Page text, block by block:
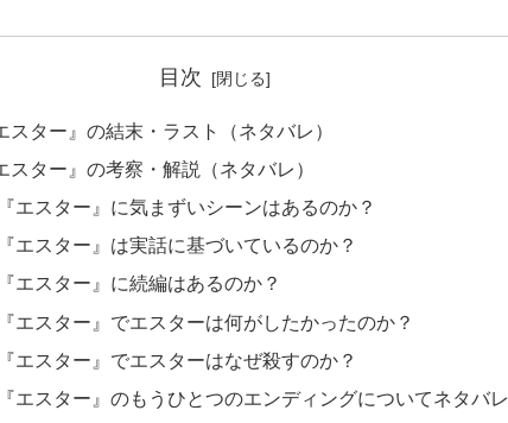
目次
スター』の結末・ラスト（ネタバレ）
スター』の考察・解説（ネタバレ）
エスター』に気まずいシーンはあるのか？
エスター』は実話に基づいているのか？
エスター』に続編はあるのか？
エスター』でエスターは何がしたかったのか？
エスター』でエスターはなぜ殺すのか？
エスター』のもうひとつのエンディングについてネタバレ